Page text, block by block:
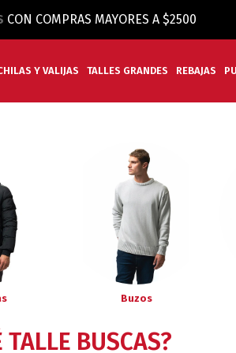
CON COMPRAS MAYORES A $2500
Y VALIJAS TALLES GRANDES REBAJAS
Buzos
TALLE BUSCAS?